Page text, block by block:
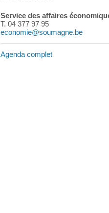
Service des affaires
T. 04 377 97 95
economie@soumagne.be
Agenda complet